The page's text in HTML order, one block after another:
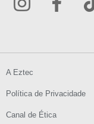
A Eztec
Política de Privacidade
Canal de Ética